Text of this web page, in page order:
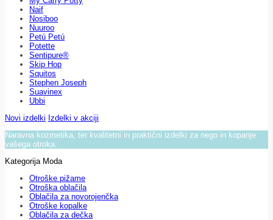
Naif
Nosiboo
Nuuroo
Petú Petú
Potette
Sentipure®
Skip Hop
Squitos
Stephen Joseph
Suavinex
Ubbi
Novi izdelki Izdelki v akciji
Naravna kozmetika, ter kvalitetni in praktični izdelki za nego in kopanje
vašega otroka.
Kategorija Moda
Otroške pižame
Otroška oblačila
Oblačila za novorojenčka
Otroške kopalke
Oblačila za dečka